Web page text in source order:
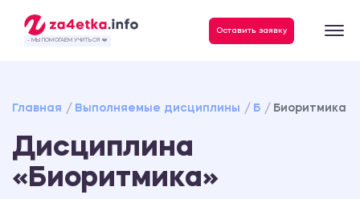
- МЫ ПОМОГАЕМ УЧИТЬСЯ ❤️
Оставить заявку
Главная Выполняемые дисциплины Б Биоритмика
Дисциплина
«Биоритмика»